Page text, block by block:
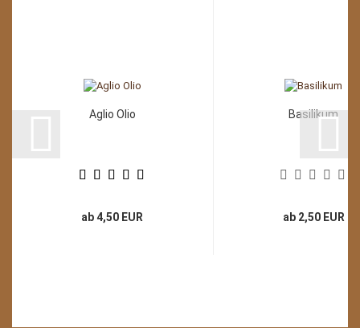
Aglio Olio
ab 4,50 EUR
Basilikum
ab 2,50 EUR